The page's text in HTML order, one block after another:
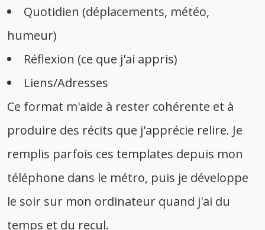
Quotidien (déplacements, météo,
humeur)
Réflexion (ce que j'ai appris)
Liens/Adresses
Ce format m'aide à rester cohérente et à
produire des récits que j'apprécie relire. Je
remplis parfois ces templates depuis mon
téléphone dans le métro, puis je développe
le soir sur mon ordinateur quand j'ai du
temps et du recul.